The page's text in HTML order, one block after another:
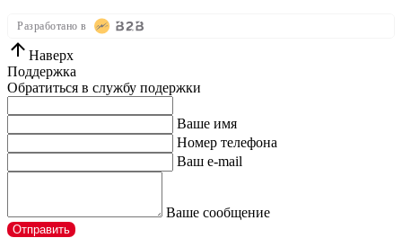
Разработано в
Наверх
Поддержка
Обратиться в службу подержки
Ваше имя
Номер телефона
Ваш e-mail
Ваше сообщение
Отправить